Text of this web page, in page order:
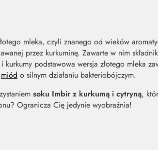
mleka, czyli znanego od wieków
przez kurkuminę. Zawarte w nim
podstawowa wersja złotego mleka
miód o silnym działaniu bakteriobójczym.
soku Imbir z kurkumą i cytryną,
Ogranicza Cię jedynie wyobraźnia!